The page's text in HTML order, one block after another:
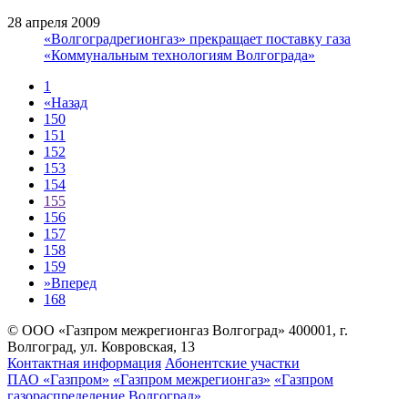
28 апреля 2009
«Волгоградрегионгаз» прекращает поставку газа
«Коммунальным технологиям Волгограда»
1
«Назад
150
151
152
153
154
155
156
157
158
159
»Вперед
168
© ООО «Газпром межрегионгаз Волгоград» 400001, г.
Волгоград, ул. Ковровская, 13
Контактная информация Абонентские участки
ПАО «Газпром» «Газпром межрегионгаз» «Газпром
газораспределение Волгоград»